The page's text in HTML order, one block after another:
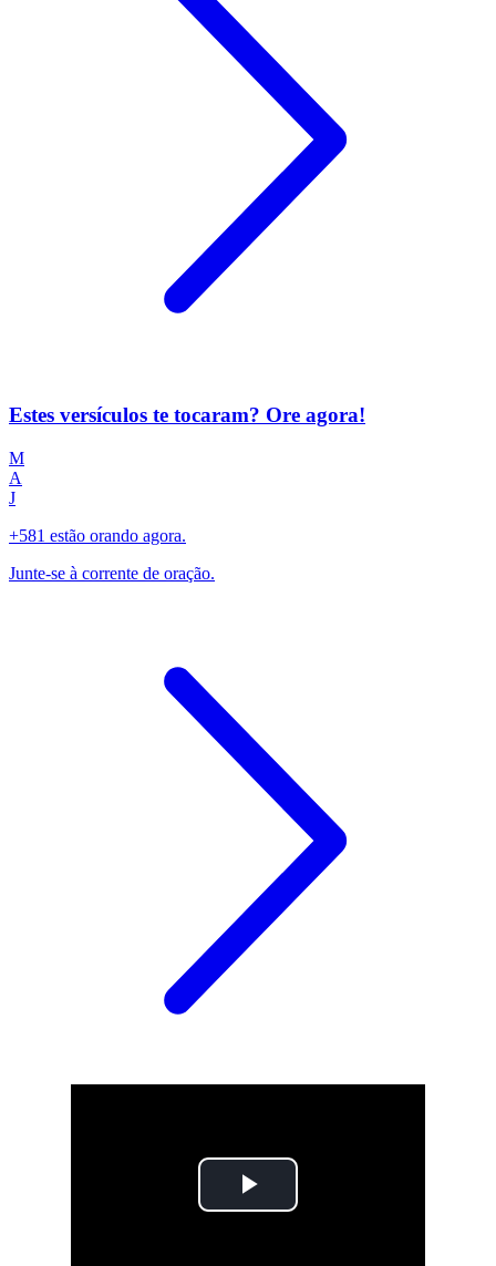
Estes versículos te tocaram? Ore agora!
M
A
J
+581 estão orando agora.
Junte-se à corrente de oração.